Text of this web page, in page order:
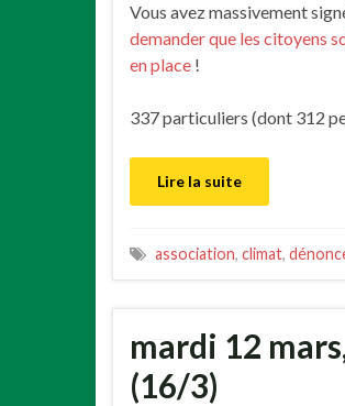
Vous avez massivement
demander que les citoyens
en place !
337 particuliers (dont 312
Lire la suite
association, climat,
mardi 12
(16/3)